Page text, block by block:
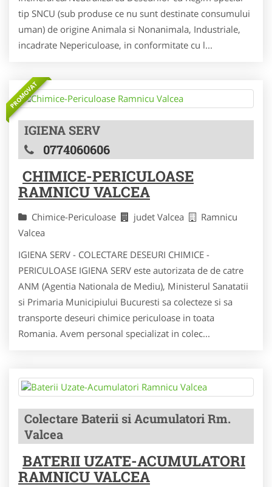
tip SNCU (sub produse ce nu sunt destinate consumului
uman) de origine Animala si Nonanimala, Industriale,
incadrate Nepericuloase, in conformitate cu l...
PROMOVAT
IGIENA SERV
0774060606
CHIMICE-PERICULOASE
RAMNICU VALCEA
Chimice-Periculoase judet Valcea
Ramnicu
Valcea
IGIENA SERV - COLECTARE DESEURI CHIMICE -
PERICULOASE IGIENA SERV este autorizata de de catre
ANM (Agentia Nationala de Mediu), Ministerul Sanatatii
si Primaria Municipiului Bucuresti sa colecteze si sa
transporte deseuri chimice periculoase in toata
Romania. Avem personal specializat in colec...
Colectare Baterii si Acumulatori Rm.
Valcea
BATERII UZATE-ACUMULATORI
RAMNICU VALCEA